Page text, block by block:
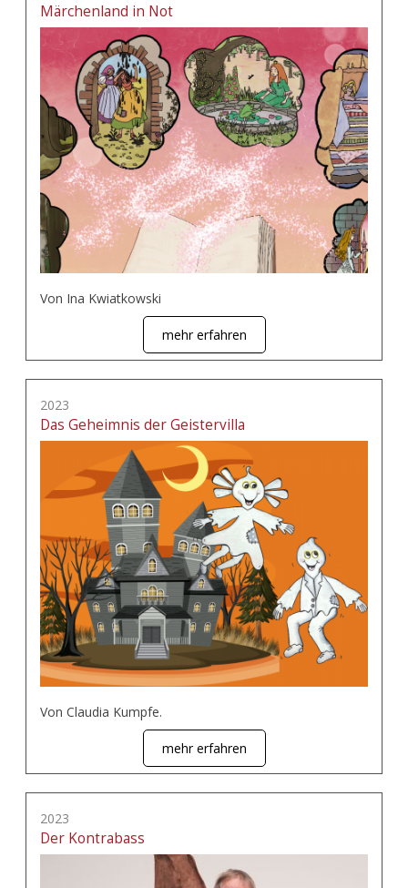
Märchenland in Not
Von Ina Kwiatkowski
mehr erfahren
2023
Das Geheimnis der Geistervilla
Von Claudia Kumpfe.
mehr erfahren
2023
Der Kontrabass